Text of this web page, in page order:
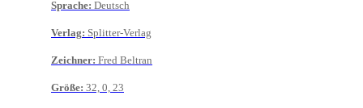
Sprache: Deutsch
Verlag: Splitter-Verlag
Zeichner: Fred Beltran
Größe: 32, 0, 23